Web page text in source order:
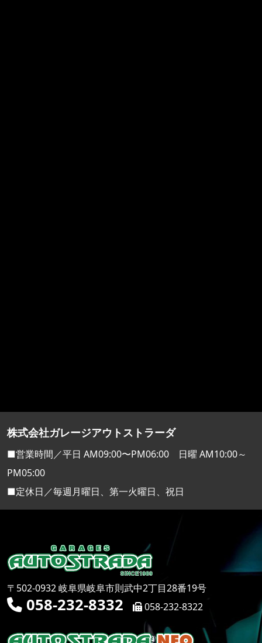
株式会社ガレージアウトストラーダ
■営業時間／平日 AM09:00〜PM06:00 日曜 AM10:00～
PM05:00
■定休日／毎週月曜日、第一火曜日、祝日
〒502-0932 岐阜県岐阜市則武中2丁目28番19号
058-232-8332 058-232-8322